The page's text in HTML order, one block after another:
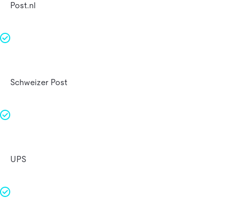
Post.nl
Schweizer Post
UPS